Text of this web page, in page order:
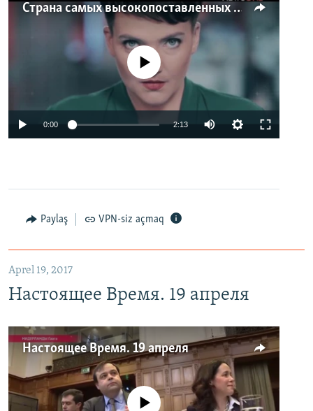
Страна самых высокопоставленных телеведущих. Почему политики захватили телеэфир Украины
No media source currently available
0:00 2:13
Paylaş VPN-siz açmaq
Aprel 19, 2017
Настоящее Время. 19 апреля
Настоящее Время. 19 апреля
No media source currently available